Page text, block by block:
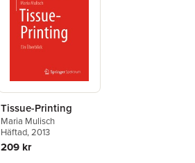
Tissue-Printing
Maria Mulisch
Häftad, 2013
209 kr